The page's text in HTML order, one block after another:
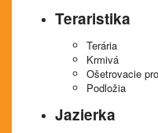
Teraristika
Terária
Krmivá
Ošetrovacie
Podložia
Jazierka